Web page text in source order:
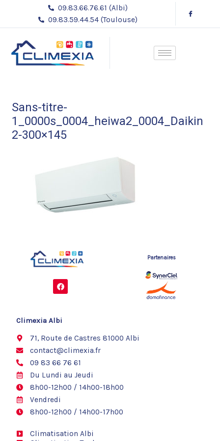
contenu
09.83.66.76.61 (Albi)
09.83.59.44.54 (Toulouse)
Sans-titre-
1_0000s_0004_heiwa2_0004_Daikin
2-300×145
F
a
c
o
Partenaires
Climexia Albi
71, Route de Castres 81000 Albi
contact@climexia.fr
09 83 66 76 61
Du Lundi au Jeudi
8h00-12h00 / 14h00-18h00
Vendredi
8h00-12h00 / 14h00-17h00
Climatisation Albi